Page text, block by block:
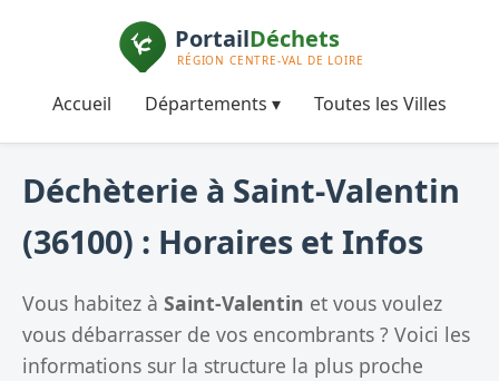
Accueil Départements ▾ Toutes les Villes
Déchèterie à Saint-Valentin
(36100) : Horaires et Infos
Vous habitez à Saint-Valentin et vous voulez
vous débarrasser de vos encombrants ? Voici les
informations sur la structure la plus proche